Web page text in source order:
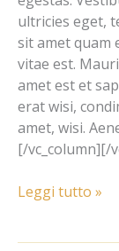
ultricies eget,
sit amet quam
vitae est.
amet est et
erat wisi,
amet, wisi.
[/vc_column][/
Leggi tutto »